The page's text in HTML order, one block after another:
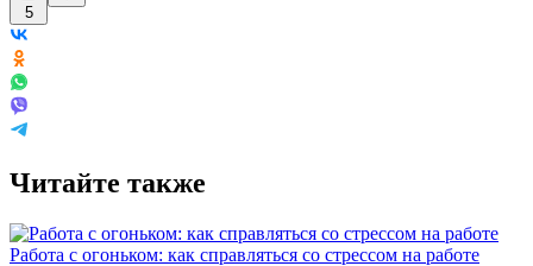
5
Читайте также
Работа с огоньком: как справляться со стрессом на работе